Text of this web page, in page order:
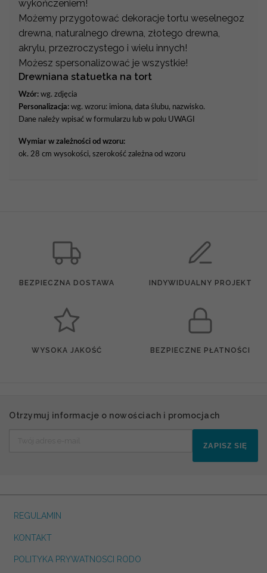
wykończeniem!
Możemy przygotować dekoracje tortu weselnegoz
drewna, naturalnego drewna, złotego drewna,
akrylu, przezroczystego i wielu innych!
Możesz spersonalizować je wszystkie!
Drewniana statuetka na tort
Wzór: wg. zdjęcia
Personalizacja: wg. wzoru: imiona, data ślubu, nazwisko.
Dane należy wpisać w formularzu lub w polu UWAGI
Wymiar w zależności od wzoru:
ok. 28 cm wysokości, szerokość zależna od wzoru
BEZPIECZNA DOSTAWA INDYWIDUALNY PROJEKT
WYSOKA JAKOŚĆ BEZPIECZNE PŁATNOŚCI
Otrzymuj informacje o nowościach i promocjach
ZAPISZ SIĘ
REGULAMIN
KONTAKT
POLITYKA PRYWATNOSCI RODO